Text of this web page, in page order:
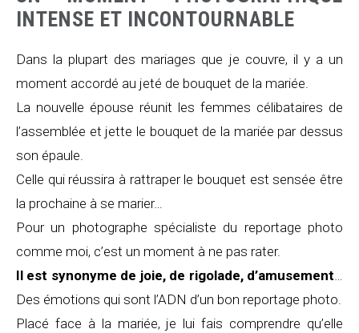
INTENSE ET INCONTOURNABLE
Dans la plupart des mariages que je couvre, il y a un
moment accordé au jeté de bouquet de la mariée.
La nouvelle épouse réunit les femmes célibataires de
l’assemblée et jette le bouquet de la mariée par dessus
son épaule.
Celle qui réussira à rattraper le bouquet est sensée être
la prochaine à se marier…
Pour un photographe spécialiste du reportage photo
comme moi, c’est un moment à ne pas rater.
Il est synonyme de joie, de rigolade, d’amusement…
Des émotions qui sont l’ADN d’un bon reportage photo.
Placé face à la mariée, je lui fais comprendre qu’elle